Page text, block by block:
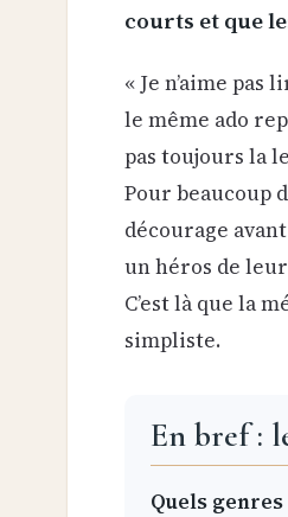
courts et que
« Je n’aime
le même ado
pas toujours la
Pour beaucoup
décourage
un héros de
C’est là que la
simpliste.
En bref :
Quels